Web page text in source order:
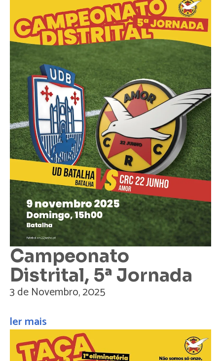
Campeonato
Distrital, 5ª Jornada
3 de Novembro, 2025
ler mais